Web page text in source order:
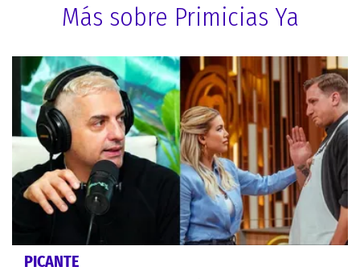
Más sobre Primicias Ya
PICANTE